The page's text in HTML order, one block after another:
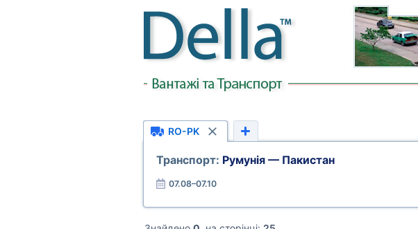
RO-PK
Транспорт: Румунія — Пакистан
07.08–07.10